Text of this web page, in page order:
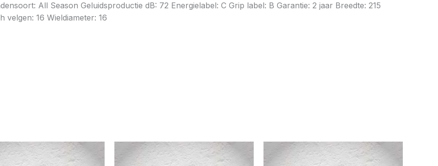
All Season Geluidsproductie dB: 72 Energielabel: C Grip label: B Garantie: 2 jaar Breedte: 215
velgen: 16 Wieldiameter: 16